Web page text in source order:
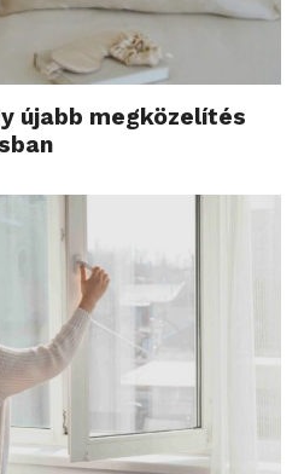
újabb megközelítés